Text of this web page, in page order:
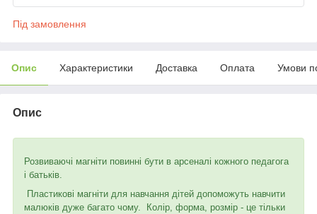
Під замовлення
Опис Характеристики Доставка Оплата Умови
Опис
Розвиваючі магніти повинні бути в арсеналі кожного педагога
і батьків.
Пластикові магніти для навчання дітей допоможуть навчити
малюків дуже багато чому. Колір, форма, розмір - це тільки